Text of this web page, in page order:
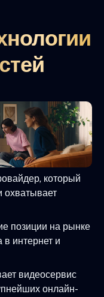
который
охватывает
позиции на рынке
в интернет и
видеосервис
онлайн-